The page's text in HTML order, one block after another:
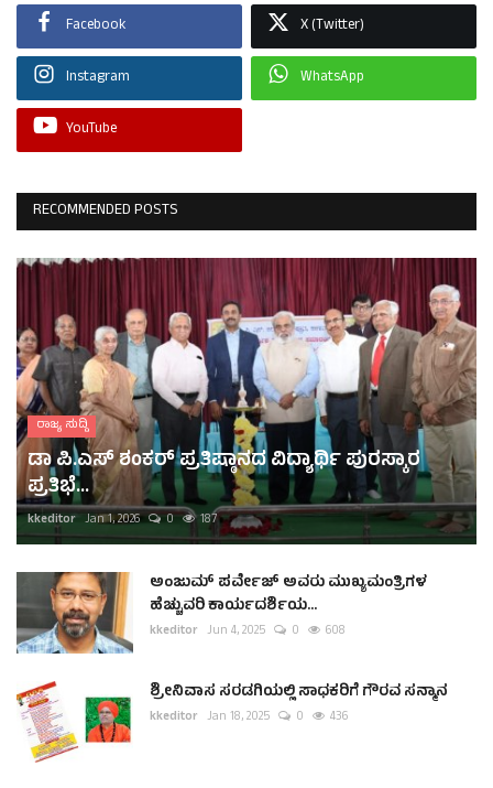
Facebook X (Twitter)
Instagram WhatsApp
YouTube
RECOMMENDED POSTS
ರಾಜ್ಯ ಸುದ್ದಿ
ಡಾ ಪಿ.ಎಸ್ ಶಂಕರ್ ಪ್ರತಿಷ್ಠಾನದ ವಿದ್ಯಾರ್ಥಿ ಪುರಸ್ಕಾರ
ಪ್ರತಿಭೆ...
kkeditor Jan 1, 2026 0 187
ಅಂಜುಮ್ ಪರ್ವೇಜ್ ಅವರು ಮುಖ್ಯಮಂತ್ರಿಗಳ
ಹೆಚ್ಚುವರಿ ಕಾರ್ಯದರ್ಶಿಯ...
kkeditor Jun 4, 2025 0 608
ಶ್ರೀನಿವಾಸ ಸರಡಗಿಯಲ್ಲಿ ಸಾಧಕರಿಗೆ ಗೌರವ ಸನ್ಮಾನ
kkeditor Jan 18, 2025 0 436